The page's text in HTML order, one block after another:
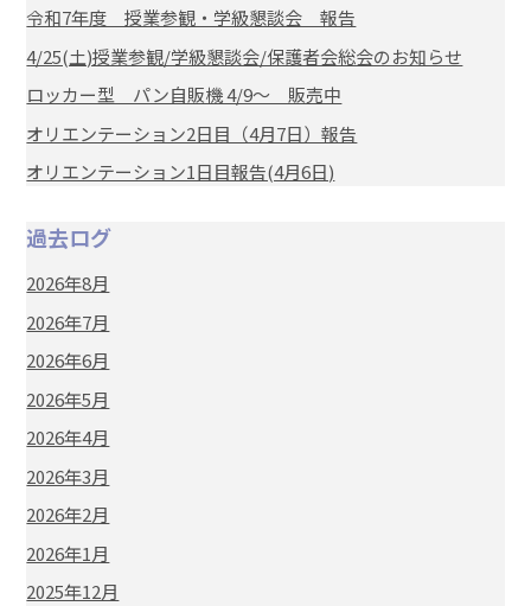
令和7年度 授業参観・学級懇談会 報告
4/25(土)授業参観/学級懇談会/保護者会総会のお知らせ
ロッカー型 パン自販機 4/9～ 販売中
オリエンテーション2日目（4月7日）報告
オリエンテーション1日目報告(4月6日)
過去ログ
2026年8月
2026年7月
2026年6月
2026年5月
2026年4月
2026年3月
2026年2月
2026年1月
2025年12月